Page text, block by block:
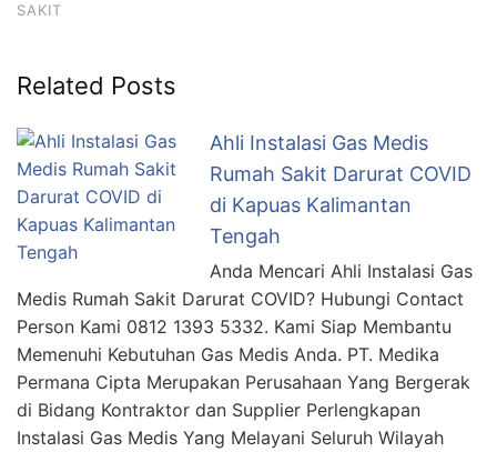
SAKIT
Related Posts
Ahli Instalasi Gas Medis
Rumah Sakit Darurat COVID
di Kapuas Kalimantan
Tengah
Anda Mencari Ahli Instalasi Gas
Medis Rumah Sakit Darurat COVID? Hubungi Contact
Person Kami 0812 1393 5332. Kami Siap Membantu
Memenuhi Kebutuhan Gas Medis Anda. PT. Medika
Permana Cipta Merupakan Perusahaan Yang Bergerak
di Bidang Kontraktor dan Supplier Perlengkapan
Instalasi Gas Medis Yang Melayani Seluruh Wilayah